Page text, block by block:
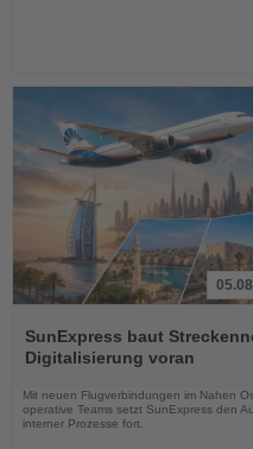
Sie
die
Nachrichten
SunExpress baut
Digitalisierung voran
Mit neuen Flugverbindungen im Nahen
operative Teams setzt SunExpress den
interner Prozesse fort.